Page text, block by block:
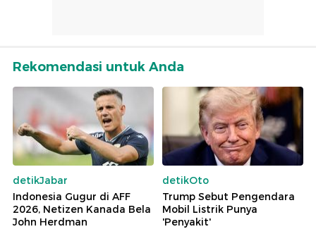
Rekomendasi untuk Anda
detikJabar
Indonesia Gugur di AFF
2026, Netizen Kanada Bela
John Herdman
detikOto
Trump Sebut Pengendara
Mobil Listrik Punya
'Penyakit'